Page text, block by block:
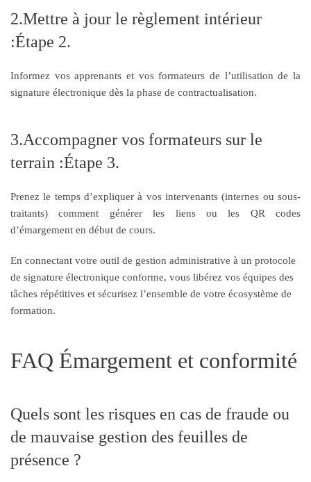
2.Mettre à jour le règlement intérieur
:Étape 2.
Informez vos apprenants et vos formateurs de l’utilisation de la
signature électronique dès la phase de contractualisation.
3.Accompagner vos formateurs sur le
terrain :Étape 3.
Prenez le temps d’expliquer à vos intervenants (internes ou sous-
traitants) comment générer les liens ou les QR codes
d’émargement en début de cours.
En connectant votre outil de gestion administrative à un protocole
de signature électronique conforme, vous libérez vos équipes des
tâches répétitives et sécurisez l’ensemble de votre écosystème de
formation.
FAQ Émargement et conformité
Quels sont les risques en cas de fraude ou
de mauvaise gestion des feuilles de
présence ?